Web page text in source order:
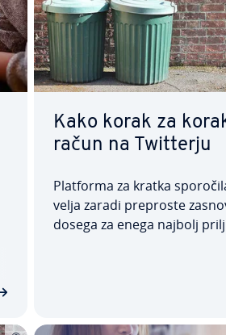
Kako korak za
račun na Twitterju
Platforma za kratka
velja zaradi preproste
dosega za enega najbolj